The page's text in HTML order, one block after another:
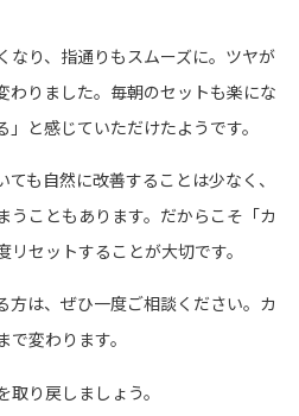
なり、指通りもスムーズに。ツヤが
わりました。毎朝のセットも楽にな
と感じていただけたようです。
も自然に改善することは少なく、
うこともあります。だからこそ「カ
セットすることが大切です。
方は、ぜひ一度ご相談ください。カ
変わります。
り戻しましょう。